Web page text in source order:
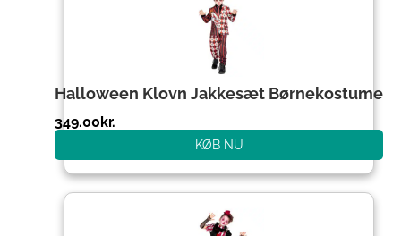
Halloween Klovn Jakkesæt Børnekostume
349.00kr.
KØB NU